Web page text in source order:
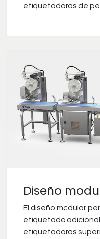
etiquetadoras de
Diseño
El diseño modular
etiquetado
etiquetadoras